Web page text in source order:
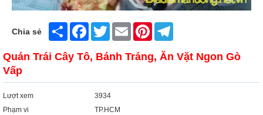
Chia sẻ Share FacebookTwitter Email Pinterest
Quán Trái Cây Tô, Bánh Tráng, Ăn Vặt Ngon Gò
Vấp
Lượt xem
3934
Phạm vi
TP.HCM